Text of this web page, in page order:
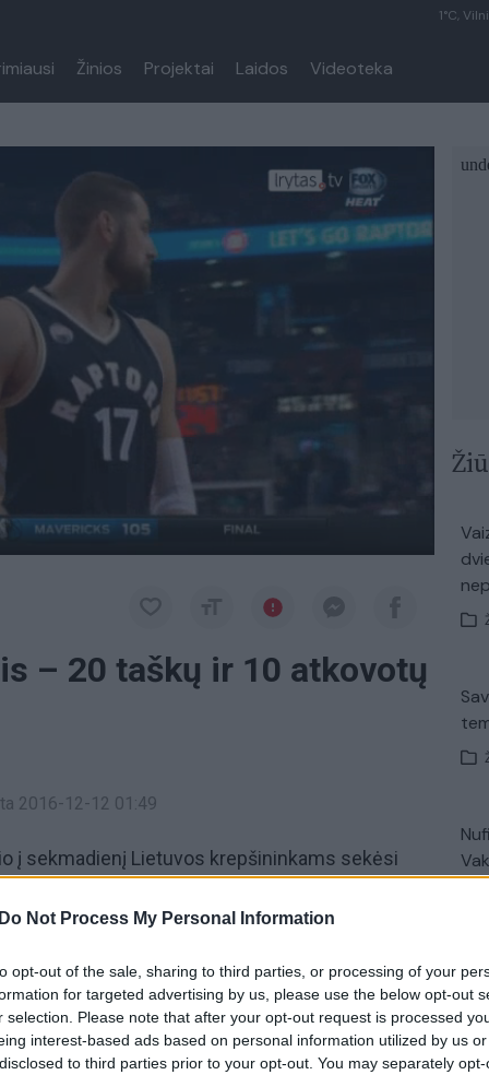
Do Not Process My Personal Information
opt-out of the sale, sharing to third parties, or processing of your
for targeted advertising by us, please use the below opt-out
selection. Please note that after your opt-out request is processed
interest-based ads based on personal information utilized by us
to third parties prior to your opt-out. You may separately
1°C,
Žinios Projektai Laidos Videoteka
– 20 taškų ir 10 atkovotų
2016-12-12 01:49
į sekmadienį Lietuvos krepšininkams sekėsi
17:25, 27:26; 15:7) įveikė„Miami Heat“
6/6 baudų) taip pat sugriebė 10
Toronto Raptors Miami Heat